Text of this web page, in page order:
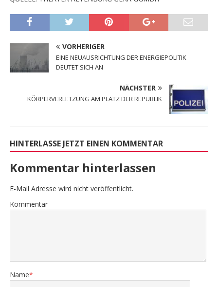
VORHERIGER
EINE NEUAUSRICHTUNG DER ENERGIEPOLITIK
DEUTET SICH AN
NÄCHSTER
KÖRPERVERLETZUNG AM PLATZ DER REPUBLIK
HINTERLASSE JETZT EINEN KOMMENTAR
Kommentar hinterlassen
E-Mail Adresse wird nicht veröffentlicht.
Kommentar
Name*